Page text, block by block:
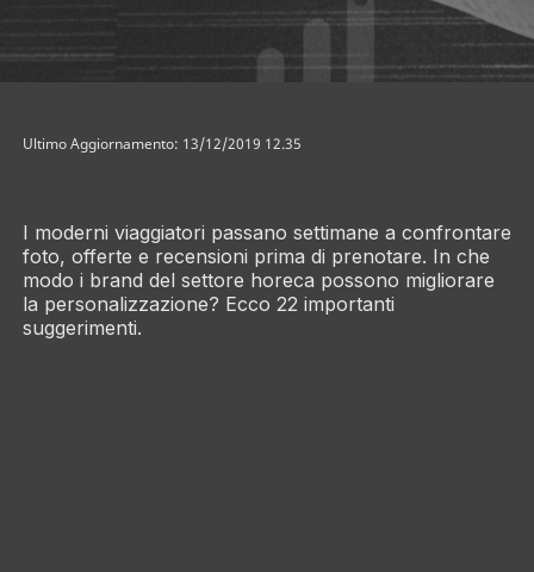
Ultimo Aggiornamento: 13/12/2019 12.35
I moderni viaggiatori passano settimane a confrontare
foto, offerte e recensioni prima di prenotare. In che
modo i brand del settore horeca possono migliorare
la personalizzazione? Ecco 22 importanti
suggerimenti.